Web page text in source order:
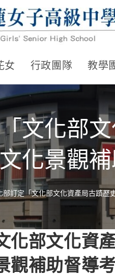
女 行政團隊 教學
文化部
化景觀
部訂定「文化部文化資產局古蹟歷
化部文化資
補助督導考